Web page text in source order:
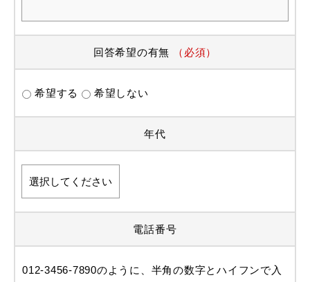
回答希望の有無 （必須）
希望する 希望しない
年代
電話番号
012-3456-7890のように、半角の数字とハイフンで入